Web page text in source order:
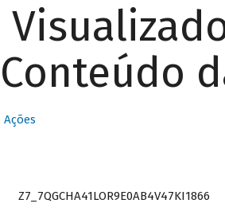
Conteúdo
Ações
Z7_7QGCHA41LOR9E0AB4V47KI1866